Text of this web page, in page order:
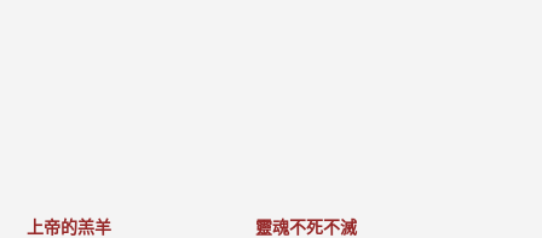
上帝的羔羊 靈魂不死不滅